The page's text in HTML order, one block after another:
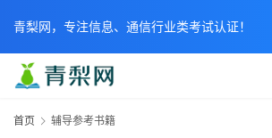
首页 辅导参考书籍
青梨网，专注信息、通信行业类考试认证！